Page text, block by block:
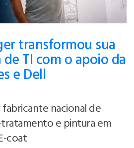
transformou sua
TI com o apoio da
e Dell
fabricante nacional de
e pintura em
coat